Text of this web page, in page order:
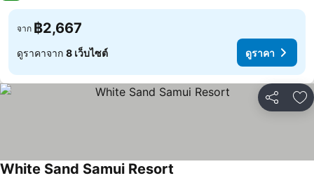
จาก ฿2,667
ดูราคาจาก 8 เว็บไซต์ ดูราคา
แชร์ เ
White Sand Samui Resort